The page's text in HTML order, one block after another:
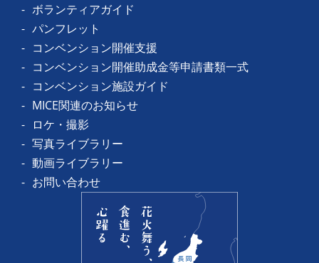
ボランティアガイド
パンフレット
コンベンション開催支援
コンベンション開催助成金等申請書類一式
コンベンション施設ガイド
MICE関連のお知らせ
ロケ・撮影
写真ライブラリー
動画ライブラリー
お問い合わせ